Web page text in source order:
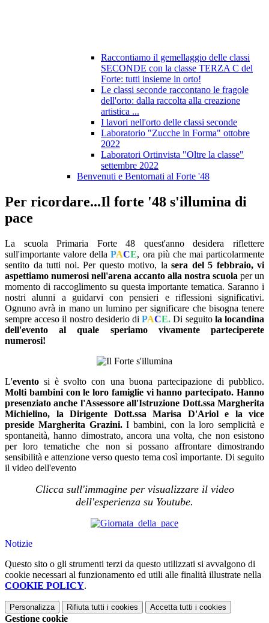
Raccontiamo il gemellaggio delle classi
SECONDE con la classe TERZA C del
Forte: tutti insieme in orto!
Le classi seconde raccontano le fragole
dell'orto: dalla raccolta alla creazione
artistica ...
I lavori nell'orto delle classi seconde
Laboratorio "Zucche in Forma" ottobre
2022
Laboratori Ortinvista "Oltre la classe"
settembre 2022
Benvenuti e Bentornati al Forte '48
Per ricordare...Il forte '48 s'illumina di
pace
La scuola Primaria Forte 48 quest'anno desidera riflettere
sull'importante valore dellaPACE, ora più che mai particolarmente
sentito da tutti noi. Per questo motivo, la sera del 5 febbraio, vi
aspettiamo numerosi nell'arena accanto alla nostra scuola per un
momento di raccoglimento su questa importante tematica. Saranno i
nostri alunni a guidarvi con pensieri e riflessioni significativi.
Ognuno avrà in mano un lumino per significare che bisogna tenere
sempre acceso il nostro desiderio diPACE. Di seguito la locandina
dell'evento al quale speriamo vivamente parteciperete
numerosi!
L'evento si è svolto con una buona partecipazione di pubblico.
Molti bambini con le loro famiglie vi hanno partecipato. Hanno
presenziato anche l'Assessore all'Istruzione Dott.ssa Margherita
Michielino, la Dirigente Dott.ssa Marisa D'Ariol e la vice
preside Margherita Grazini.I bambini, con la loro semplicità e
spontaneità, hanno dimostrato, ancora una volta, che non esistono
per loro tematiche che non si possano affrontare dimostrando
sensibilità e attenzione verso questo tema così importante. Di seguito
il video dell'evento
Clicca sull'immagine per visualizzare il video
dell'esperienza su Youtube.
Notizie
Questo sito o gli strumenti terzi da questo utilizzati si avvalgono di
cookie necessari al funzionamento ed utili alle finalità illustrate nella
COOKIE POLICY.
Personalizza Rifiuta tutti i cookies Accetta tutti i cookies
Gestione cookie